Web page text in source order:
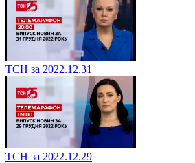
ТСН за 2022.12.31
ТСН за 2022.12.29